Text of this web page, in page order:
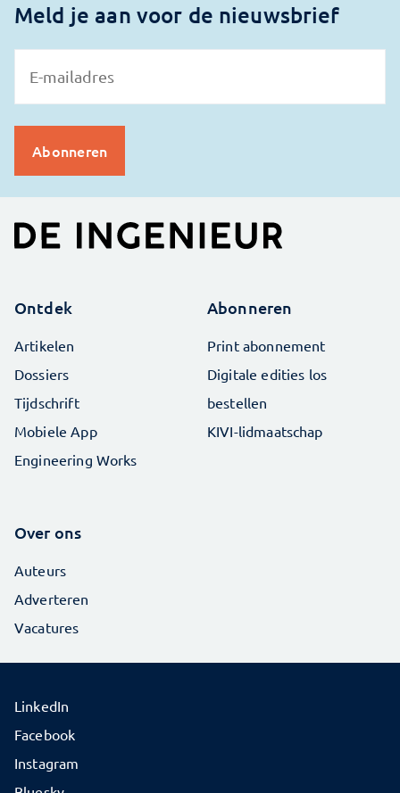
Meld je aan voor de nieuwsbrief
Ontdek
Artikelen
Dossiers
Tijdschrift
Mobiele App
Engineering Works
Abonneren
Print abonnement
Digitale edities los
bestellen
KIVI-lidmaatschap
Over ons
Auteurs
Adverteren
Vacatures
LinkedIn
Facebook
Instagram